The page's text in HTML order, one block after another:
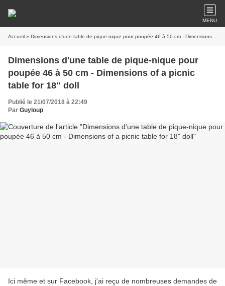
MENU
Accueil » Dimensions d'une table de pique-nique pour poupée 46 à 50 cm - Dimensions of a picnic table for 18" doll
Dimensions d'une table de pique-nique pour
poupée 46 à 50 cm - Dimensions of a picnic
table for 18" doll
Publié le 21/07/2018 à 22:49
Par Guyloup
Ici même et sur Facebook, j'ai reçu de nombreuses demandes de